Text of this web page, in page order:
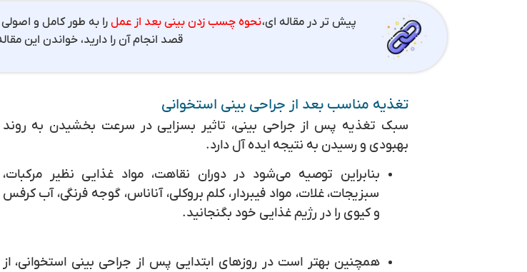
پیش تر در مقاله ای،نحوه چسب زدن بینی بعد از عمل را به طور کامل و
قصد انجام آن را دارید، خواندن این
تغذیه مناسب بعد از جراحی بینی استخوانی
سبک تغذیه پس از جراحی بینی، تاثیر بسزایی در سرعت بخشیدن به روند
بهبودی و رسیدن به نتیجه ایده آل دارد.
بنابراین توصیه می‌شود در دوران نقاهت، مواد غذایی نظیر مرکبات،
سبزیجات، غلات، مواد فیبردار، کلم بروکلی، آناناس، گوجه فرنگی، آب کرفس
و کیوی را در رژیم غذایی خود بگنجانید.
همچنین بهتر است در روزهای ابتدایی پس از جراحی بینی استخوانی، از